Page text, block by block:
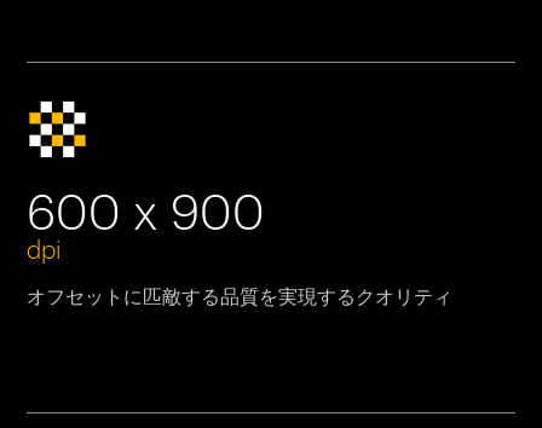
600 x 900
dpi
オフセットに匹敵する品質を実現するクオリティ